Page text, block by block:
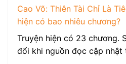
Cao Võ: Thiên Tài Chỉ Là
hiện có bao nhiêu chương?
Truyện hiện có 23 chương.
đổi khi nguồn đọc cập nhật